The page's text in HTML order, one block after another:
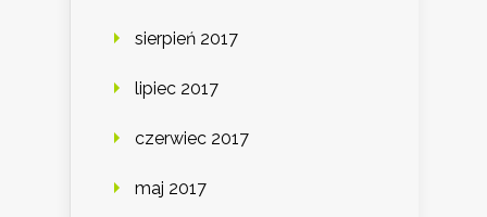
sierpień 2017
lipiec 2017
czerwiec 2017
maj 2017